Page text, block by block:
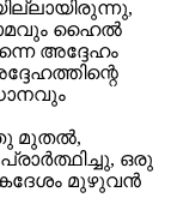
ഹൈൽ
അദ്ദേഹം
മുതൽ,
ഒരു
മുഴുവൻ